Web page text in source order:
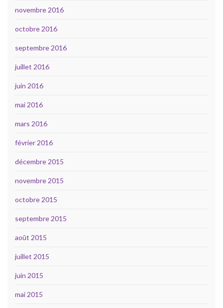
novembre 2016
octobre 2016
septembre 2016
juillet 2016
juin 2016
mai 2016
mars 2016
février 2016
décembre 2015
novembre 2015
octobre 2015
septembre 2015
août 2015
juillet 2015
juin 2015
mai 2015